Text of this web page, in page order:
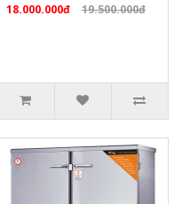
18.000.000đ 19.500.000đ